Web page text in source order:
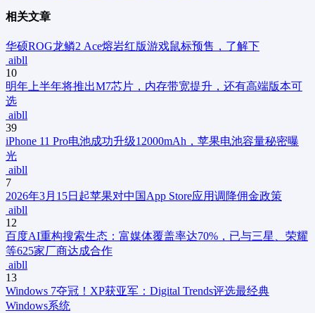
相关文章
华硕ROG龙鳞2 Ace熔岩红版游戏鼠标预售，了解下
aibll
10
明年上半年将推出M7芯片，内存带宽提升，还有高端版本可
选
aibll
39
iPhone 11 Pro电池成功升级12000mAh，苹果电池容量秘密曝
光
aibll
7
2026年3月15日起苹果对中国App Store应用调降佣金政策
aibll
12
百度AI重构搜索生态：富媒体覆盖率达70%，已与三星、荣耀
等625家厂商达成合作
aibll
13
Windows 7夺冠！XP获亚军：Digital Trends评选最经典
Windows系统